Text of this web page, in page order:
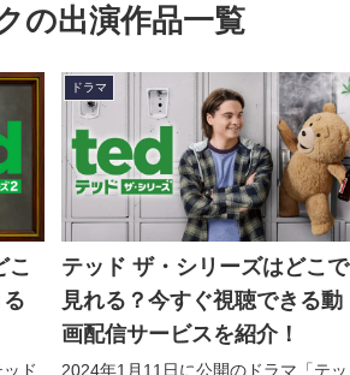
の出演作品一覧
こ
ド
ドラマ
テッド ザ・シリーズはどこで
見れる？今すぐ視聴できる動
画配信サービスを紹介！
2024年1月11日に公開のドラマ「テッ